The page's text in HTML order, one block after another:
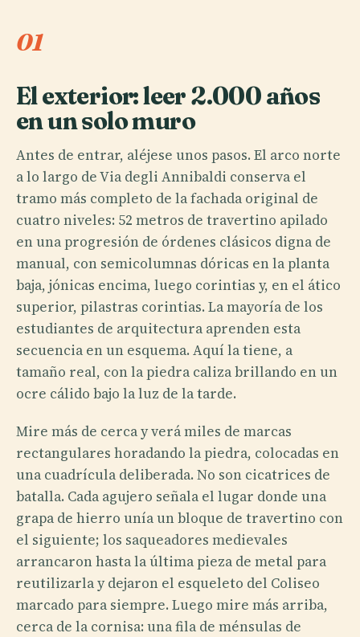
01
El exterior: leer 2.000 años
en un solo muro
Antes de entrar, aléjese unos pasos. El arco norte
a lo largo de Via degli Annibaldi conserva el
tramo más completo de la fachada original de
cuatro niveles: 52 metros de travertino apilado
en una progresión de órdenes clásicos digna de
manual, con semicolumnas dóricas en la planta
baja, jónicas encima, luego corintias y, en el ático
superior, pilastras corintias. La mayoría de los
estudiantes de arquitectura aprenden esta
secuencia en un esquema. Aquí la tiene, a
tamaño real, con la piedra caliza brillando en un
ocre cálido bajo la luz de la tarde.
Mire más de cerca y verá miles de marcas
rectangulares horadando la piedra, colocadas en
una cuadrícula deliberada. No son cicatrices de
batalla. Cada agujero señala el lugar donde una
grapa de hierro unía un bloque de travertino con
el siguiente; los saqueadores medievales
arrancaron hasta la última pieza de metal para
reutilizarla y dejaron el esqueleto del Coliseo
marcado para siempre. Luego mire más arriba,
cerca de la cornisa: una fila de ménsulas de